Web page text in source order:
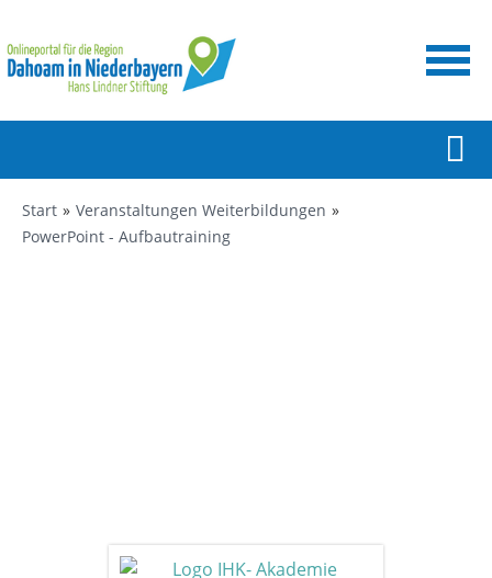
Start
Veranstaltungen Weiterbildungen
PowerPoint - Aufbautraining